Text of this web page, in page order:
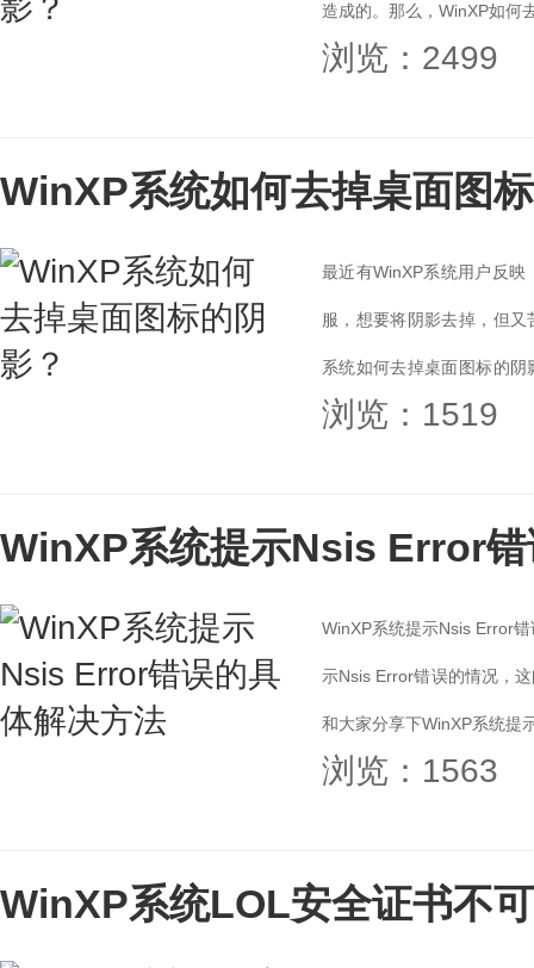
造成的。那么，WinXP如何
浏览：2499
WinXP系统如何去掉桌面图
最近有WinXP系统用户反
服，想要将阴影去掉，但
系统如何去掉桌面图标的
标的阴影方法。...
浏览：1519
WinXP系统提示Nsis Error
WinXP系统提示Nsis Error
示Nsis Error错误的情况，
和大家分享下WinXP系统提
浏览：1563
WinXP系统LOL安全证书不